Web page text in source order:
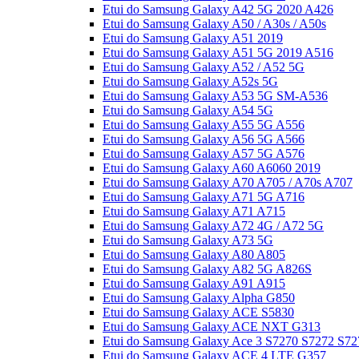
Etui do Samsung Galaxy A42 5G 2020 A426
Etui do Samsung Galaxy A50 / A30s / A50s
Etui do Samsung Galaxy A51 2019
Etui do Samsung Galaxy A51 5G 2019 A516
Etui do Samsung Galaxy A52 / A52 5G
Etui do Samsung Galaxy A52s 5G
Etui do Samsung Galaxy A53 5G SM-A536
Etui do Samsung Galaxy A54 5G
Etui do Samsung Galaxy A55 5G A556
Etui do Samsung Galaxy A56 5G A566
Etui do Samsung Galaxy A57 5G A576
Etui do Samsung Galaxy A60 A6060 2019
Etui do Samsung Galaxy A70 A705 / A70s A707
Etui do Samsung Galaxy A71 5G A716
Etui do Samsung Galaxy A71 A715
Etui do Samsung Galaxy A72 4G / A72 5G
Etui do Samsung Galaxy A73 5G
Etui do Samsung Galaxy A80 A805
Etui do Samsung Galaxy A82 5G A826S
Etui do Samsung Galaxy A91 A915
Etui do Samsung Galaxy Alpha G850
Etui do Samsung Galaxy ACE S5830
Etui do Samsung Galaxy ACE NXT G313
Etui do Samsung Galaxy Ace 3 S7270 S7272
Etui do Samsung Galaxy ACE 4 LTE G357